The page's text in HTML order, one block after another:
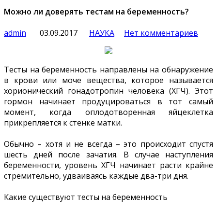
Можно ли доверять тестам на беременность?
admin
03.09.2017 НАУКА Нет комментариев
Тесты на беременность направлены на обнаружение
в крови или моче вещества, которое называется
хорионический гонадотропин человека (ХГЧ). Этот
гормон начинает продуцироваться в тот самый
момент, когда оплодотворенная яйцеклетка
прикрепляется к стенке матки.
Обычно – хотя и не всегда – это происходит спустя
шесть дней после зачатия. В случае наступления
беременности, уровень ХГЧ начинает расти крайне
стремительно, удваиваясь каждые два-три дня.
Какие существуют тесты на беременность